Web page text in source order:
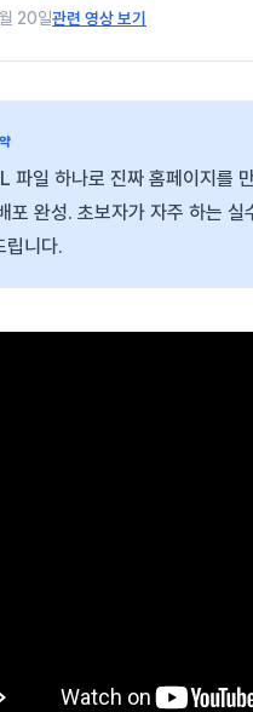
20일관련 영상 보기
파일 하나로 진짜 홈페이지를
포 완성. 초보자가 자주 하는
립니다.